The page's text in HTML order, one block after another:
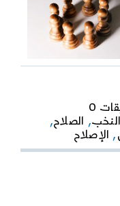
0
النخب
الإنسانية
…
النخب, الصلاح,
, الإصلاح